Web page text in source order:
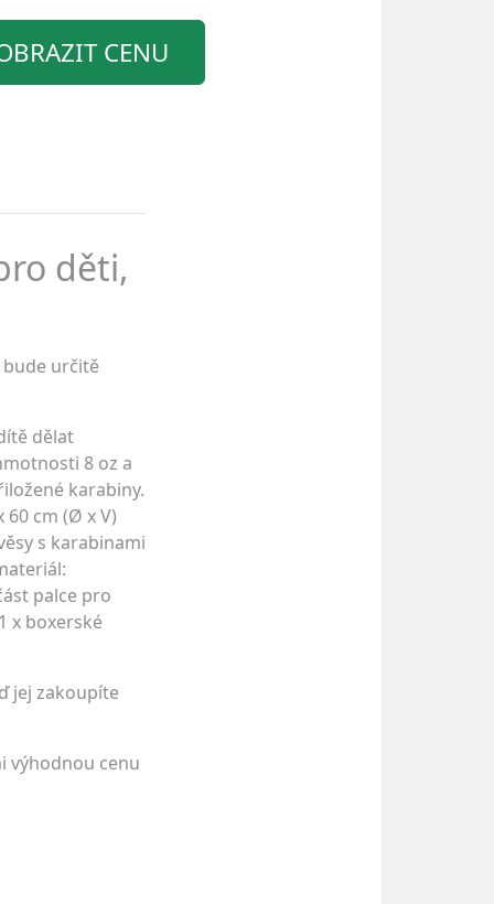
CENU
děti,
určitě
dělat
8 oz a
karabiny.
cm (Ø x V)
s karabinami
palce pro
x boxerské
jej zakoupíte
výhodnou cenu